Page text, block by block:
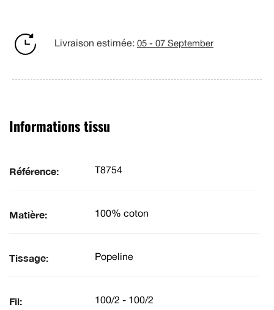
Livraison estimée: 05 - 07 September
Informations tissu
Référence: T8754
Matière: 100% coton
Tissage: Popeline
Fil: 100/2 - 100/2